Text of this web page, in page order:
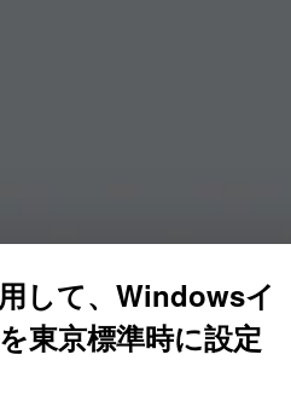
して、Windowsイ
東京標準時に設定